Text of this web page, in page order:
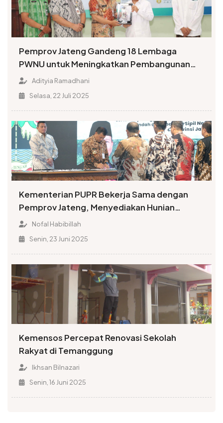
Pemprov Jateng Gandeng 18 Lembaga
PWNU untuk Meningkatkan Pembangunan
Daerah
Adityia Ramadhani
Selasa, 22 Juli 2025
Kementerian PUPR Bekerja Sama dengan
Pemprov Jateng, Menyediakan Hunian
Terjangkau dan Memadai
Nofal Habibillah
Senin, 23 Juni 2025
Kemensos Percepat Renovasi Sekolah
Rakyat di Temanggung
Ikhsan Bilnazari
Senin, 16 Juni 2025